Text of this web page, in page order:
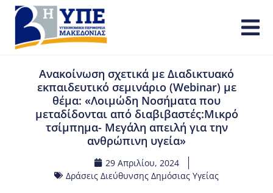
Ανακοίνωση σχετικά με Διαδικτυακό
εκπαιδευτικό σεμινάριο (Webinar) με
θέμα: «Λοιμώδη Νοσήματα που
μεταδίδονται από διαβιβαστές:Μικρό
τσίμπημα- Μεγάλη απειλή για την
ανθρώπινη υγεία»
29 Απριλίου, 2024
Δράσεις Διεύθυνσης Δημόσιας Υγείας